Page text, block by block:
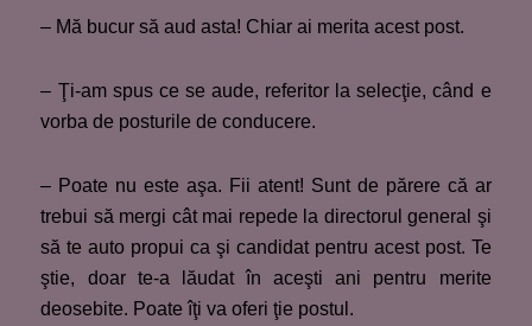
– Mă bucur să aud asta! Chiar ai merita acest post.
– Ţi-am spus ce se aude, referitor la selecţie, când e
vorba de posturile de conducere.
– Poate nu este aşa. Fii atent! Sunt de părere că ar
trebui să mergi cât mai repede la directorul general şi
să te auto propui ca şi candidat pentru acest post. Te
ştie, doar te-a lăudat în aceşti ani pentru merite
deosebite. Poate îţi va oferi ţie postul.